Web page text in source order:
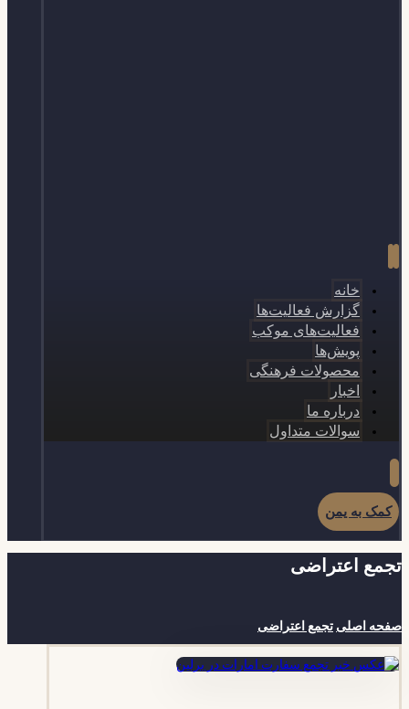
خانه
گزارش فعالیت‌ها
فعالیت‌های موکب
پویش‌ها
محصولات فرهنگی
اخبار
درباره ما
سوالات متداول
کمک به یمن
تجمع اعتراضی
صفحه اصلی تجمع اعتراضی